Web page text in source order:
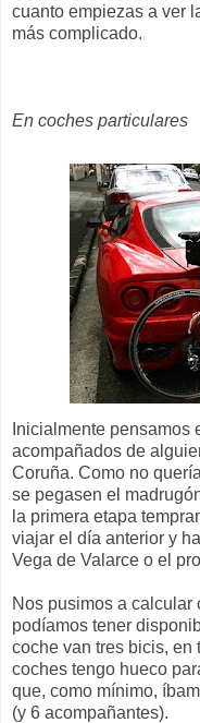
cuanto empiezas a ver
más complicado.
En coches particulares
Inicialmente pensamos
acompañados de
Coruña. Como no
se pegasen el
la primera etapa
viajar el día anterior y
Vega de Valarce o el
Nos pusimos a calcular
podíamos tener
coche van tres bicis, en
coches tengo hueco
que, como mínimo,
(y 6 acompañantes).